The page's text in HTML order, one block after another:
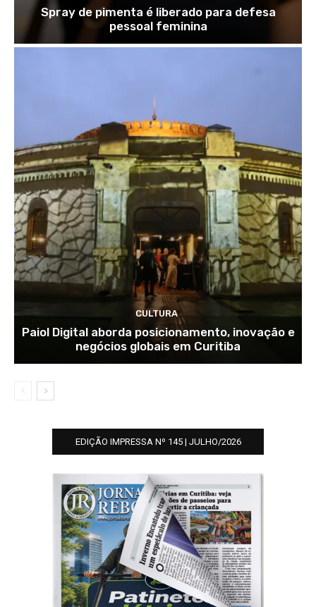
Spray de pimenta é liberado para defesa
pessoal feminina
CULTURA
Paiol Digital aborda posicionamento, inovação e
negócios globais em Curitiba
EDIÇÃO IMPRESSA Nº 145 | JULHO/2026